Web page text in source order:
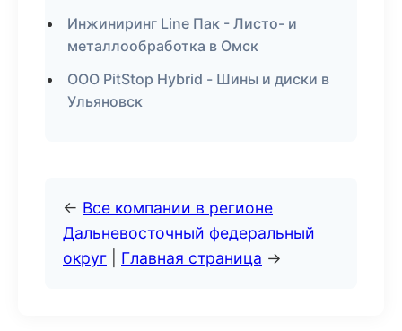
Инжиниринг Line Пак - Листо- и
металлообработка в Омск
ООО PitStop Hybrid - Шины и диски в
Ульяновск
← Все компании в регионе
Дальневосточный федеральный
округ
Главная страница →